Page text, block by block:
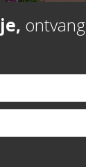
ontvang